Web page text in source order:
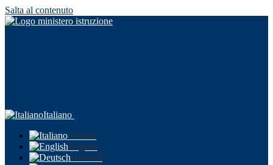
Salta al contenuto
Italiano
Italiano
English
Deutsch